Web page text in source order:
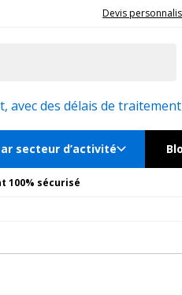
20ans d'expérience aux côtés des
Devis
des délais de
secteur d’activité
100% sécurisé